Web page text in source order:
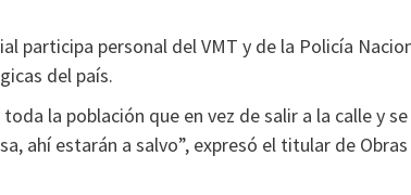
participa personal del VMT y de la Policía
del país.
la población que en vez de salir a la calle y
ahí estarán a salvo”, expresó el titular de